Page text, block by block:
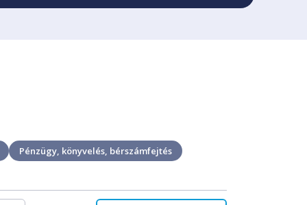
Pénzügy, könyvelés, bérszámfejtés